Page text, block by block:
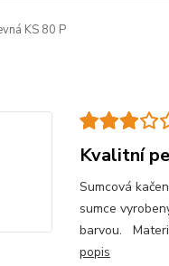
KS 80 P
Kvalitní
Sumcová
sumce
barvou.
popis